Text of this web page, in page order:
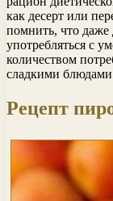
как десерт или
помнить, что даже
употребляться с
количеством
сладкими
Рецепт